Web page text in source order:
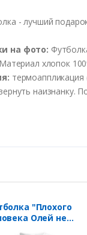
- лучший
на фото:
хлопок
наизнанку.
"Плохого
Олей не